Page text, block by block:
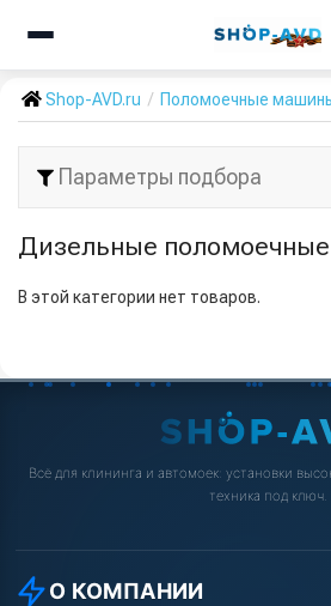
Shop-AVD.ru Поломоечные
Параметры подбора
Дизельные
В этой категории нет товаров.
Всё для клининга и автомоек: установки
техника под ключ.
О КОМПАНИИ